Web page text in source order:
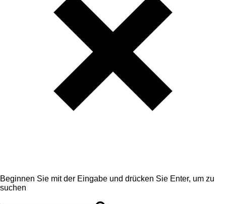
Beginnen Sie mit der Eingabe und drücken Sie Enter, um zu
suchen